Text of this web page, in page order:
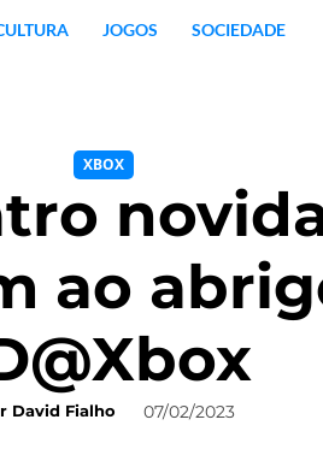
JOGOS SOCIEDADE
XBOX
ao
David Fialho 07/02/2023